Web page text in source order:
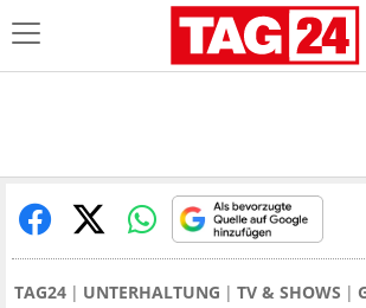
TAG24 UNTERHALTUNG TV & SHOWS